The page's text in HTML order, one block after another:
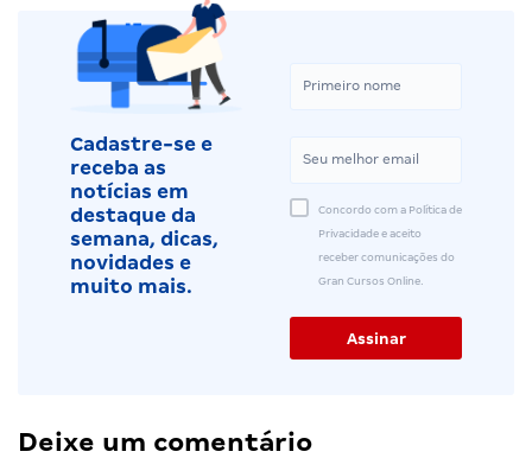
Cadastre-se e
receba as
notícias em
destaque da
semana, dicas,
novidades e
muito mais.
Concordo com a Política de
Privacidade e aceito
receber comunicações do
Gran Cursos Online.
Deixe um comentário